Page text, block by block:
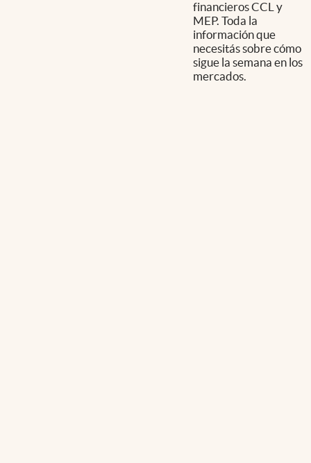
financieros CCL y
MEP. Toda la
información que
necesitás sobre cómo
sigue la semana en los
mercados.